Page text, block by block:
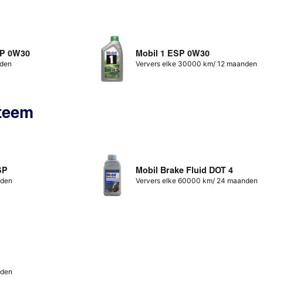
0W30 Mobil 1 ESP 0W30
Ververs elke 30000 km/ 12 maanden
Mobil Brake Fluid DOT 4
Ververs elke 60000 km/ 24 maanden